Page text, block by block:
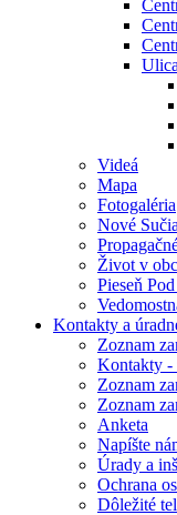
Videá
Mapa
Fotogaléria
Nové
Život v
Pieseň
Kontakty a
Zoznam
Kontakty -
Zoznam
Zoznam
Anketa
Napíšte
Úrady a
Ochrana
Dôležité